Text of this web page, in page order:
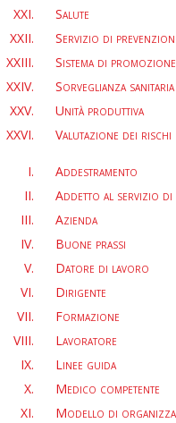
Salute
Servizio di
Sistema di
Sorveglianza sanitaria
Unità produttiva
Valutazione dei rischi
Addestramento
Addetto al servizio di
Azienda
Buone prassi
Datore di lavoro
Dirigente
Formazione
Lavoratore
Linee guida
Medico competente
Modello di